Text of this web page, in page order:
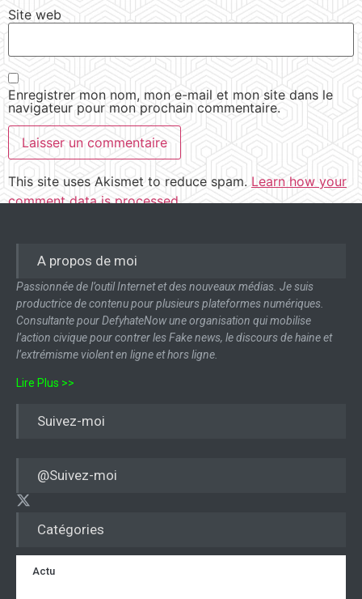
Site web
Enregistrer mon nom, mon e-mail et mon site dans le
navigateur pour mon prochain commentaire.
This site uses Akismet to reduce spam. Learn how your
comment data is processed.
Catégories
Actu
A propos de moi
Passionnée de l’outil Internet et des nouveaux médias. Je suis
productrice de contenu pour plusieurs plateformes numériques.
Consultante pour DefyhateNow une organisation qui mobilise
l’action civique pour contrer les Fake news, le discours de haine et
l’extrémisme violent en ligne et hors ligne.
Lire Plus >>
Suivez-moi
@Suivez-moi